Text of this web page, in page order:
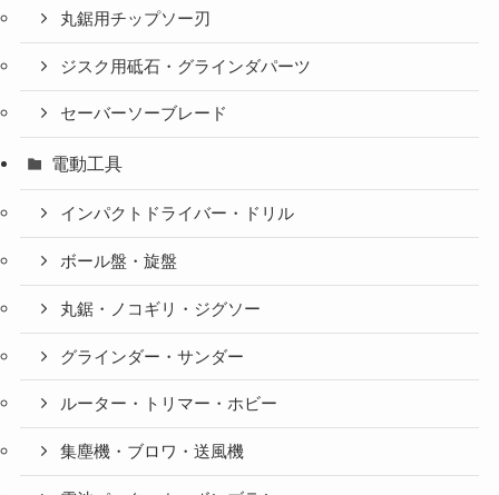
丸鋸用チップソー刃
ジスク用砥石・グラインダパーツ
セーバーソーブレード
電動工具
インパクトドライバー・ドリル
ボール盤・旋盤
丸鋸・ノコギリ・ジグソー
グラインダー・サンダー
ルーター・トリマー・ホビー
集塵機・ブロワ・送風機